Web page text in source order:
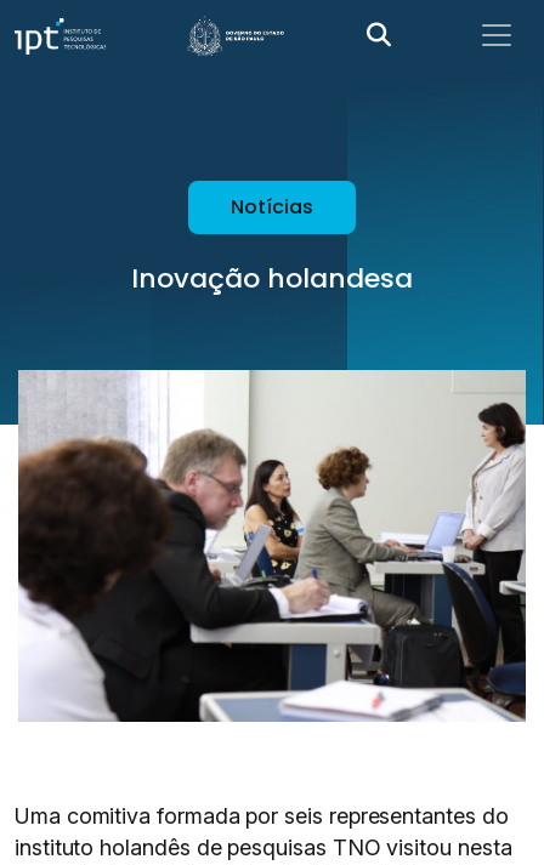
Notícias
Inovação holandesa
Uma comitiva formada por seis representantes do
instituto holandês de pesquisas TNO visitou nesta